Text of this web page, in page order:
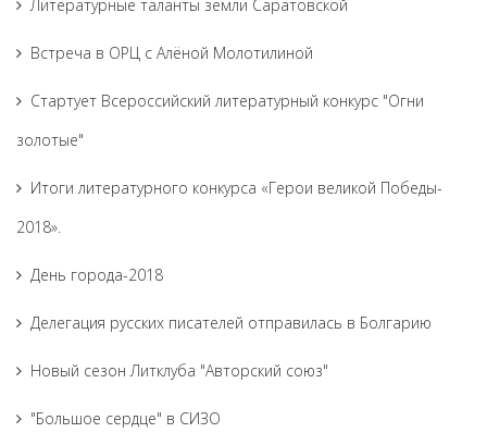
Литературные таланты земли Саратовской
Встреча в ОРЦ с Алёной Молотилиной
Cтартует Всероссийский литературный конкурс "Огни
золотые"
Итоги литературного конкурса «Герои великой Победы-
2018».
День города-2018
Делегация русских писателей отправилась в Болгарию
Новый сезон Литклуба "Авторский союз"
"Большое сердце" в СИЗО